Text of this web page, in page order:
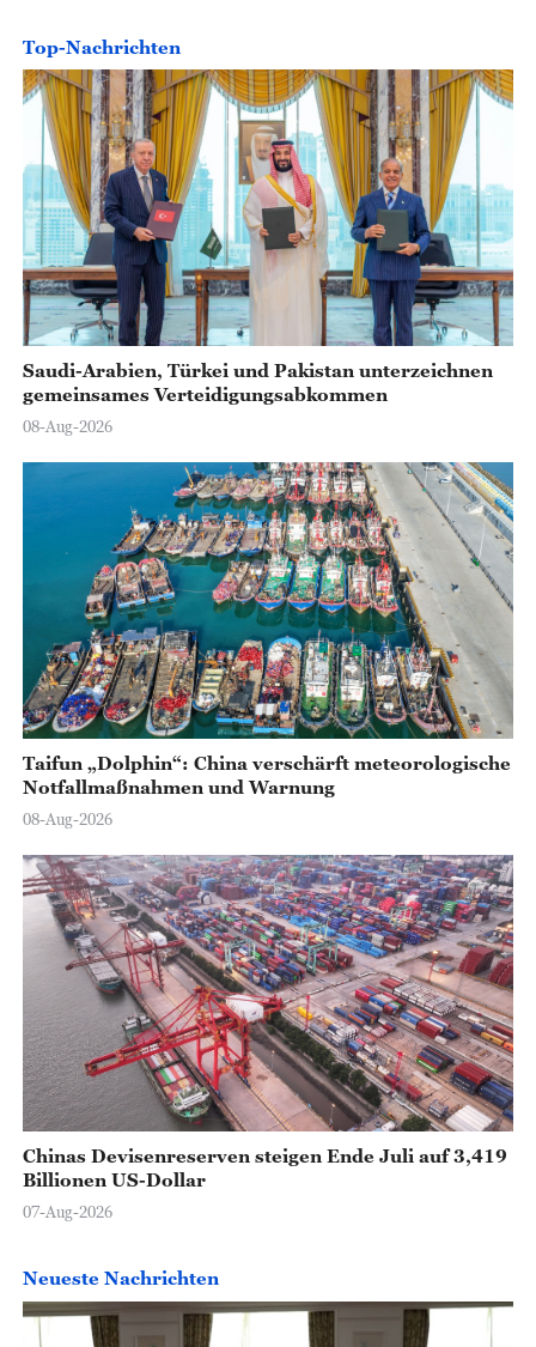
Top-Nachrichten
Saudi-Arabien, Türkei und Pakistan unterzeichnen
gemeinsames Verteidigungsabkommen
08-Aug-2026
Taifun „Dolphin“: China verschärft meteorologische
Notfallmaßnahmen und Warnung
08-Aug-2026
Chinas Devisenreserven steigen Ende Juli auf 3,419
Billionen US-Dollar
07-Aug-2026
Neueste Nachrichten